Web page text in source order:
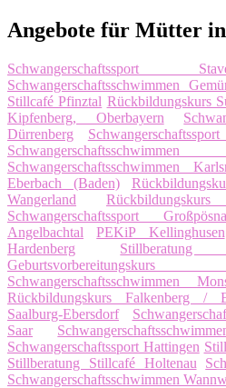
Angebote für Mütter
Schwangerschaftssport
Schwangerschaftsschwimmen
Stillcafé Pfinztal Rückbildungskurs
Kipfenberg, Oberbayern
Dürrenberg
Schwangerschaftsschwimmen
Eberbach (Baden)
Wangerland
Schwangerschaftssport Großpösna
Angelbachtal
PEKiP Kellinghusen
Hardenberg
Schwangerschaftsschwimmen
Rückbildungskurs Falkenberg /
Saalburg-Ebersdorf
Saar
Schwangerschaftssport Hattingen
Stillberatung Stillcafé Holtenau
Schwangerschaftsschwimmen